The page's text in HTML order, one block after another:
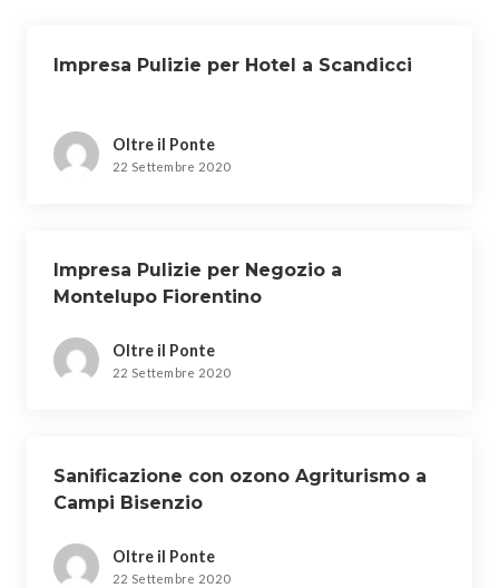
Impresa Pulizie per Hotel a Scandicci
Oltre il Ponte
22 Settembre 2020
Impresa Pulizie per Negozio a
Montelupo Fiorentino
Oltre il Ponte
22 Settembre 2020
Sanificazione con ozono Agriturismo a
Campi Bisenzio
Oltre il Ponte
22 Settembre 2020